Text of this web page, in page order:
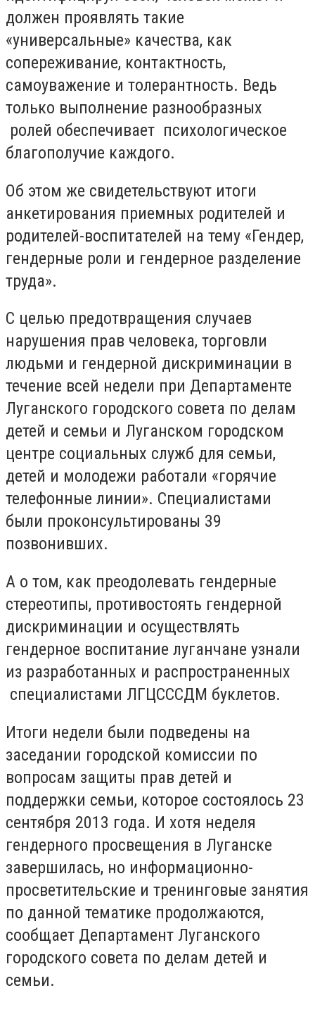
должен проявлять такие
«универсальные» качества, как
сопереживание, контактность,
самоуважение и толерантность. Ведь
только выполнение разнообразных
ролей обеспечивает психологическое
благополучие каждого.
Об этом же свидетельствуют итоги
анкетирования приемных родителей и
родителей-воспитателей на тему «Гендер,
гендерные роли и гендерное разделение
труда».
С целью предотвращения случаев
нарушения прав человека, торговли
людьми и гендерной дискриминации в
течение всей недели при Департаменте
Луганского городского совета по делам
детей и семьи и Луганском городском
центре социальных служб для семьи,
детей и молодежи работали «горячие
телефонные линии». Специалистами
были проконсультированы 39
позвонивших.
А о том, как преодолевать гендерные
стереотипы, противостоять гендерной
дискриминации и осуществлять
гендерное воспитание луганчане узнали
из разработанных и распространенных
специалистами ЛГЦСССДМ буклетов.
Итоги недели были подведены на
заседании городской комиссии по
вопросам защиты прав детей и
поддержки семьи, которое состоялось 23
сентября 2013 года. И хотя неделя
гендерного просвещения в Луганске
завершилась, но информационно-
просветительские и тренинговые занятия
по данной тематике продолжаются,
сообщает Департамент Луганского
городского совета по делам детей и
семьи.